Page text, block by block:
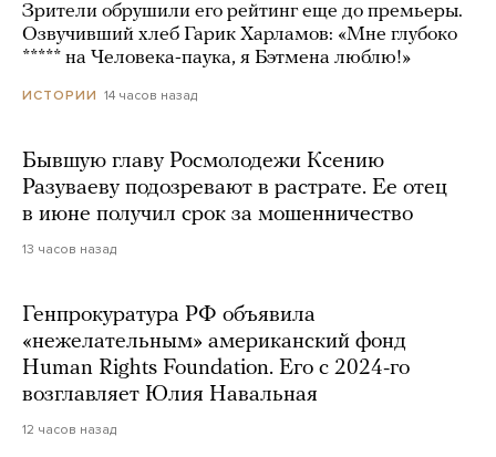
Зрители обрушили его рейтинг еще до премьеры.
Озвучивший хлеб Гарик Харламов: «Мне глубоко
***** на Человека-паука, я Бэтмена люблю!»
ИСТОРИИ 14 часов назад
Бывшую главу Росмолодежи Ксению
Разуваеву подозревают в растрате. Ее отец
в июне получил срок за мошенничество
13 часов назад
Генпрокуратура РФ объявила
«нежелательным» американский фонд
Human Rights Foundation. Его с 2024-го
возглавляет Юлия Навальная
12 часов назад